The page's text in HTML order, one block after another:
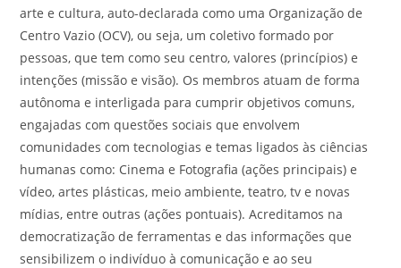
arte e cultura, auto-declarada como uma Organização de
Centro Vazio (OCV), ou seja, um coletivo formado por
pessoas, que tem como seu centro, valores (princípios) e
intenções (missão e visão). Os membros atuam de forma
autônoma e interligada para cumprir objetivos comuns,
engajadas com questões sociais que envolvem
comunidades com tecnologias e temas ligados às ciências
humanas como: Cinema e Fotografia (ações principais) e
vídeo, artes plásticas, meio ambiente, teatro, tv e novas
mídias, entre outras (ações pontuais). Acreditamos na
democratização de ferramentas e das informações que
sensibilizem o indivíduo à comunicação e ao seu